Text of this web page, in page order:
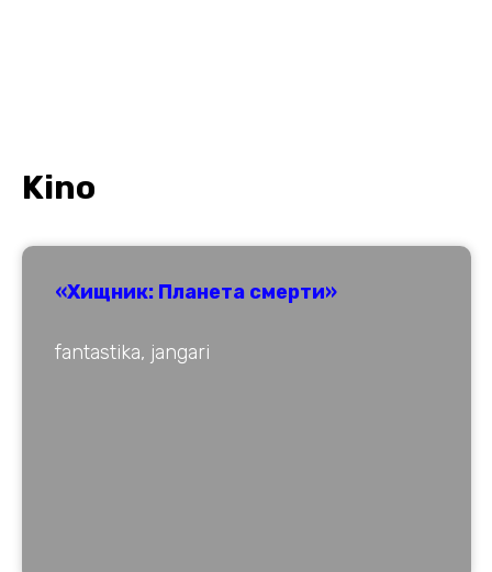
Kino
«Хищник: Планета смерти»
fantastika, jangari